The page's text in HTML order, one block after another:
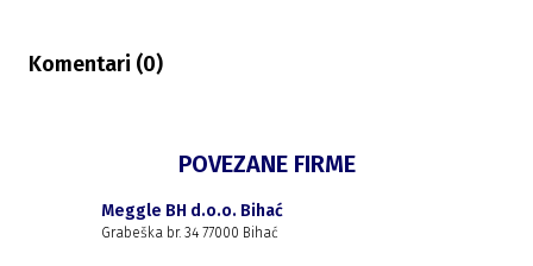
Komentari (0)
POVEZANE FIRME
Meggle BH d.o.o. Bihać
Grabeška br. 34 77000 Bihać